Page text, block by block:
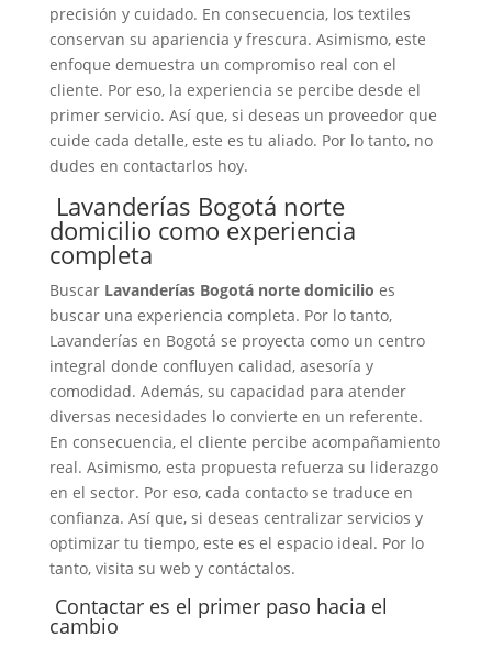
precisión y cuidado. En consecuencia, los textiles
conservan su apariencia y frescura. Asimismo, este
enfoque demuestra un compromiso real con el
cliente. Por eso, la experiencia se percibe desde el
primer servicio. Así que, si deseas un proveedor que
cuide cada detalle, este es tu aliado. Por lo tanto, no
dudes en contactarlos hoy.
Lavanderías Bogotá norte
domicilio como experiencia
completa
Buscar Lavanderías Bogotá norte domicilio es
buscar una experiencia completa. Por lo tanto,
Lavanderías en Bogotá se proyecta como un centro
integral donde confluyen calidad, asesoría y
comodidad. Además, su capacidad para atender
diversas necesidades lo convierte en un referente.
En consecuencia, el cliente percibe acompañamiento
real. Asimismo, esta propuesta refuerza su liderazgo
en el sector. Por eso, cada contacto se traduce en
confianza. Así que, si deseas centralizar servicios y
optimizar tu tiempo, este es el espacio ideal. Por lo
tanto, visita su web y contáctalos.
Contactar es el primer paso hacia el
cambio